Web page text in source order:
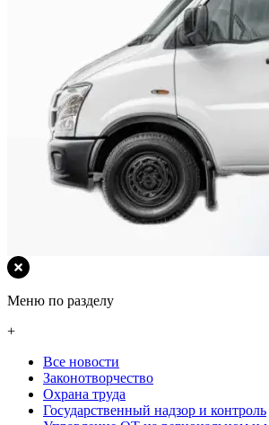
Меню по разделу
+
Все новости
Законотворчество
Охрана труда
Государственный надзор и контроль